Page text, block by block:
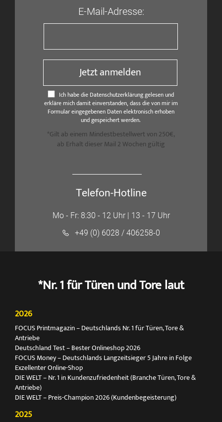
E-Mail-Adresse:
Jetzt anmelden
Ich habe die Datenschutzerklärung gelesen und
erkläre mich damit einverstanden, dass die von mir im
Formular eingegebenen Daten elektronisch erhoben
und gespeichert werden.
*Gilt ab einem Mindestbestellwert von 250€,
ab Erhalt dieser Mail 2 Wochen gültig
Telefon-Hotline
Mo - Fr: 8:30 - 12 Uhr | 13 - 17 Uhr
+49 (0) 6028 / 406258-0
*Nr. 1 für Türen und Tore laut
2026
FOCUS Printmagazin – Deutschlands Nr. 1 für Türen, Tore &
Antriebe
Deutschland Test – Bester Onlineshop 2026
FOCUS Money – Deutschlands Langzeitsieger 5 Jahre in Folge
Exzellenter Online-Shop
DIE WELT – Nr. 1 in Kundenzufriedenheit (Branche Türen, Tore &
Antriebe)
DIE WELT – Preis-Champion 2026 (Kundenbegeisterung)
2025